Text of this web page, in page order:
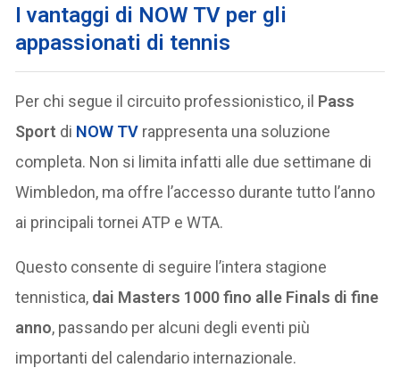
I vantaggi di NOW TV per gli
appassionati di tennis
Per chi segue il circuito professionistico, il Pass
Sport di NOW TV rappresenta una soluzione
completa. Non si limita infatti alle due settimane di
Wimbledon, ma offre l’accesso durante tutto l’anno
ai principali tornei ATP e WTA.
Questo consente di seguire l’intera stagione
tennistica, dai Masters 1000 fino alle Finals di fine
anno, passando per alcuni degli eventi più
importanti del calendario internazionale.